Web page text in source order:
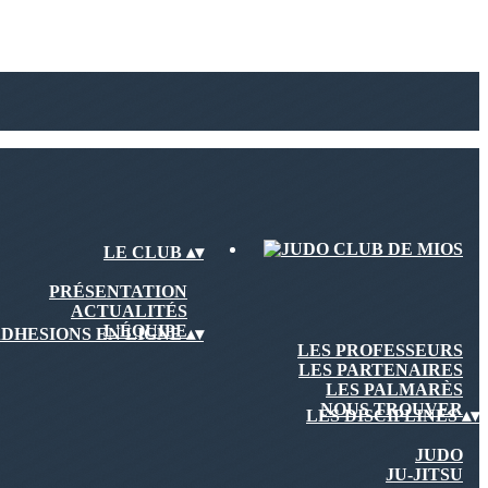
LE CLUB ▴▾
PRÉSENTATION
ACTUALITÉS
L'ÉQUIPE
LES PROFESSEURS
LES PARTENAIRES
LES PALMARÈS
NOUS TROUVER
EN LIGNE▴▾
LES DISCIPLINES▴▾
JUDO
JU-JITSU